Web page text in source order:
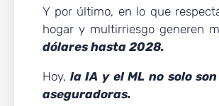
Y por último, en lo que
hogar y multirriesgo generen
dólares hasta 2028.
Hoy, la IA y el ML no solo
aseguradoras.